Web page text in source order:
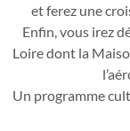
et ferez une
Enfin, vous irez
Loire dont la
Un programme